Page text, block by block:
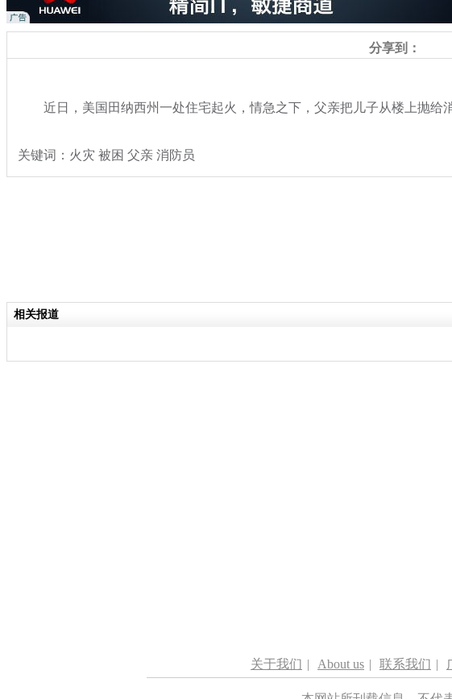
分享到：
近日，美国田纳西州一处住宅起火，情急之下，父亲把儿子从楼上抛给消
关键词：火灾 被困 父亲 消防员
相关报道
关于我们 | About us | 联系我们 |